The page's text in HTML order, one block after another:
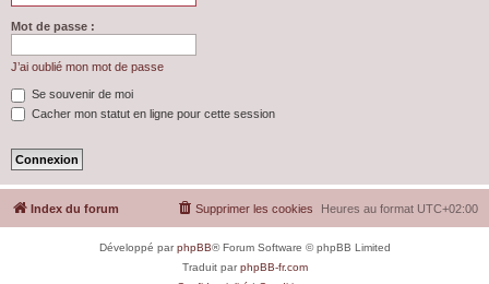
Mot de passe :
J’ai oublié mon mot de passe
Se souvenir de moi
Cacher mon statut en ligne pour cette session
Index du forum Heures au format UTC+02:00
Supprimer les cookies
Développé parphpBB® Forum Software © phpBB Limited
Traduit parphpBB-fr.com